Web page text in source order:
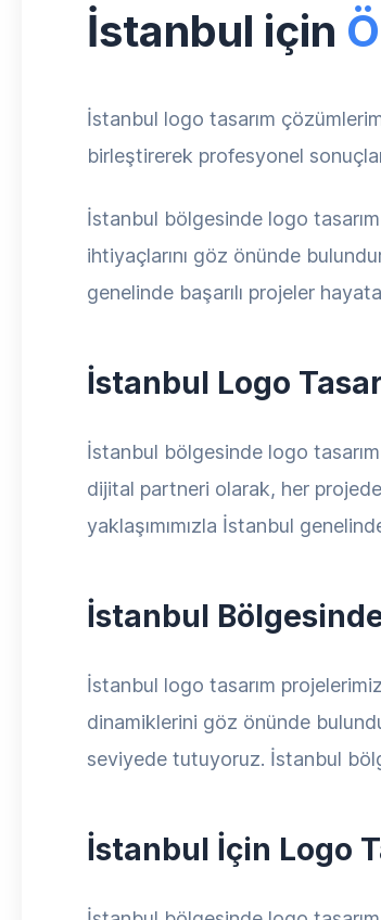
İstanbul için
İstanbul logo tasarım
birleştirerek profesyonel
İstanbul bölgesinde logo
ihtiyaçlarını göz önünde
genelinde başarılı projeler
İstanbul Logo
İstanbul bölgesinde logo
dijital partneri olarak, her projede
yaklaşımımızla İstanbul
İstanbul
İstanbul logo tasarım
dinamiklerini göz önünde
seviyede tutuyoruz. İstanbul
İstanbul İçin Logo